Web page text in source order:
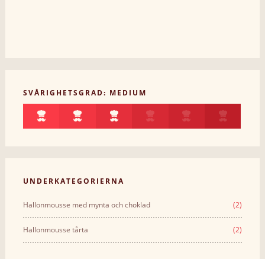
SVÅRIGHETSGRAD: MEDIUM
UNDERKATEGORIERNA
Hallonmousse med mynta och choklad (2)
Hallonmousse tårta (2)